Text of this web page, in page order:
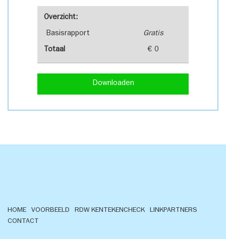
Overzicht:
Basisrapport Gratis
Totaal € 0
Downloaden
HOME VOORBEELD RDW KENTEKENCHECK
LINKPARTNERS
CONTACT